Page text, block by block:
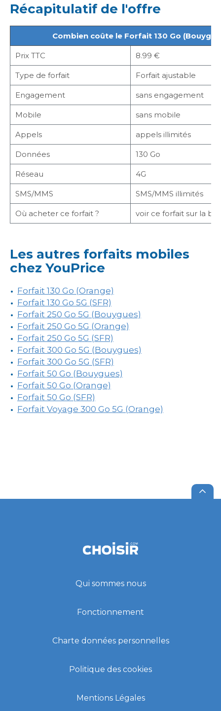
Récapitulatif de l'offre
Combien coûte le Forfait 130 Go
Prix TTC 8.99 €
Type de forfait Forfait ajustable
Engagement sans engagement
Mobile sans mobile
Appels appels illimités
Données 130 Go
Réseau 4G
SMS/MMS SMS/MMS illimités
Où acheter ce forfait ? voir ce forfait sur la
Les autres forfaits mobiles
chez YouPrice
Forfait 130 Go (Orange)
Forfait 130 Go 5G (SFR)
Forfait 250 Go 5G (Bouygues)
Forfait 250 Go 5G (Orange)
Forfait 250 Go 5G (SFR)
Forfait 300 Go 5G (Bouygues)
Forfait 300 Go 5G (SFR)
Forfait 50 Go (Bouygues)
Forfait 50 Go (Orange)
Forfait 50 Go (SFR)
Forfait Voyage 300 Go 5G (Orange)
Qui sommes nous
Fonctionnement
Charte données personnelles
Politique des cookies
Mentions Légales